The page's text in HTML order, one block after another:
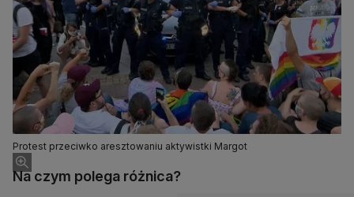
Protest przeciwko aresztowaniu aktywistki Margot
Na czym polega różnica?